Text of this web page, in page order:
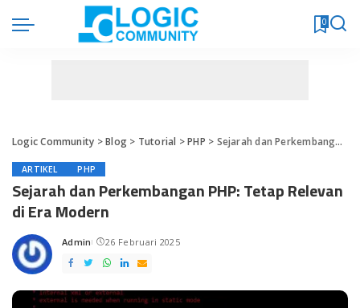
0
Logic Community >Blog> Tutorial >PHP > Sejarah dan Perkembangan PHP: Tetap Relevan di Era Modern
ARTIKEL PHP
Sejarah dan Perkembangan PHP: Tetap Relevan
di Era Modern
Posted
by
Admin 26 Februari 2025